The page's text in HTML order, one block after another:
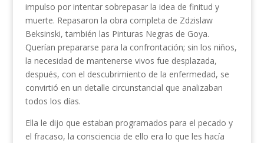
impulso por intentar sobrepasar la idea de finitud y
muerte. Repasaron la obra completa de Zdzislaw
Beksinski, también las Pinturas Negras de Goya.
Querían prepararse para la confrontación; sin los niños,
la necesidad de mantenerse vivos fue desplazada,
después, con el descubrimiento de la enfermedad, se
convirtió en un detalle circunstancial que analizaban
todos los días.
Ella le dijo que estaban programados para el pecado y
el fracaso, la consciencia de ello era lo que les hacía